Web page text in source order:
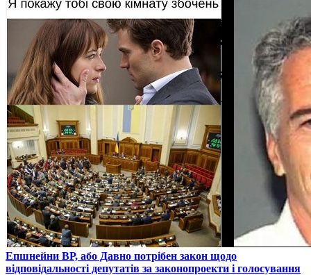
​Епшнейни ВР, або Давно потрібен закон щодо
відповідальності депутатів за законопроекти і голосування